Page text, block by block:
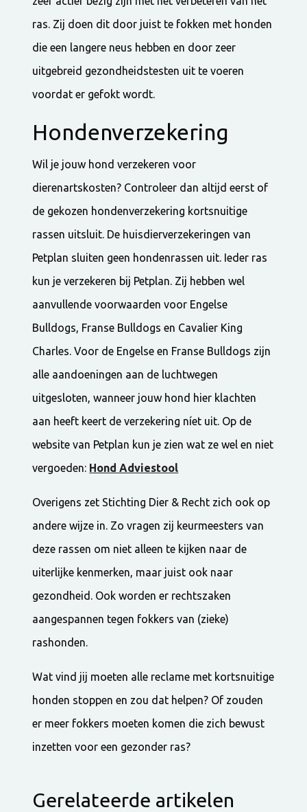
ras. Zij doen dit door juist te fokken met honden
die een langere neus hebben en door zeer
uitgebreid gezondheidstesten uit te voeren
voordat er gefokt wordt.
Hondenverzekering
Wil je jouw hond verzekeren voor
dierenartskosten? Controleer dan altijd eerst of
de gekozen hondenverzekering kortsnuitige
rassen uitsluit. De huisdierverzekeringen van
Petplan sluiten geen hondenrassen uit. Ieder ras
kun je verzekeren bij Petplan. Zij hebben wel
aanvullende voorwaarden voor Engelse
Bulldogs, Franse Bulldogs en Cavalier King
Charles. Voor de Engelse en Franse Bulldogs zijn
alle aandoeningen aan de luchtwegen
uitgesloten, wanneer jouw hond hier klachten
aan heeft keert de verzekering níet uit. Op de
website van Petplan kun je zien wat ze wel en niet
vergoeden: Hond Adviestool
Overigens zet Stichting Dier & Recht zich ook op
andere wijze in. Zo vragen zij keurmeesters van
deze rassen om niet alleen te kijken naar de
uiterlijke kenmerken, maar juist ook naar
gezondheid. Ook worden er rechtszaken
aangespannen tegen fokkers van (zieke)
rashonden.
Wat vind jij moeten alle reclame met kortsnuitige
honden stoppen en zou dat helpen? Of zouden
er meer fokkers moeten komen die zich bewust
inzetten voor een gezonder ras?
Gerelateerde artikelen